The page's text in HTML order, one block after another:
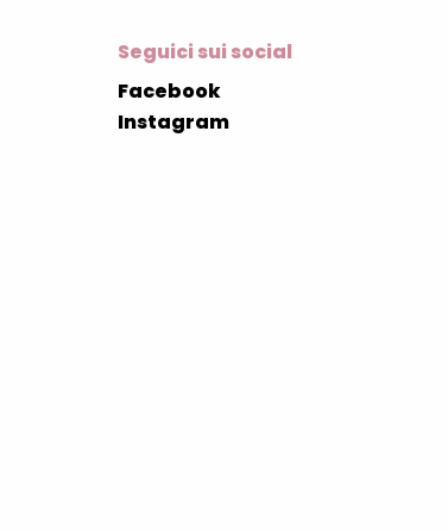
Seguici sui social
Facebook
Instagram